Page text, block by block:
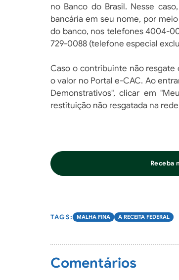
no Banco do Brasil. Nesse
bancária em seu nome, por
do banco, nos telefones 4004-
729-0088 (telefone especial
Caso o contribuinte não resgate
o valor no Portal e-CAC. Ao
Demonstrativos", clicar em
restituição não resgatada na
Receba
MALHA FINA A RECEITA FEDERAL
Comentários